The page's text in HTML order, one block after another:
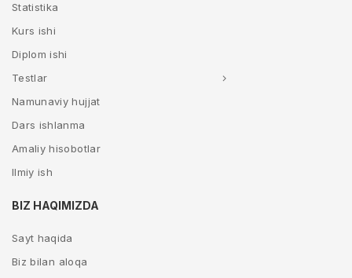
Statistika
Kurs ishi
Diplom ishi
Testlar
Namunaviy hujjat
Dars ishlanma
Amaliy hisobotlar
Ilmiy ish
BIZ HAQIMIZDA
Sayt haqida
Biz bilan aloqa